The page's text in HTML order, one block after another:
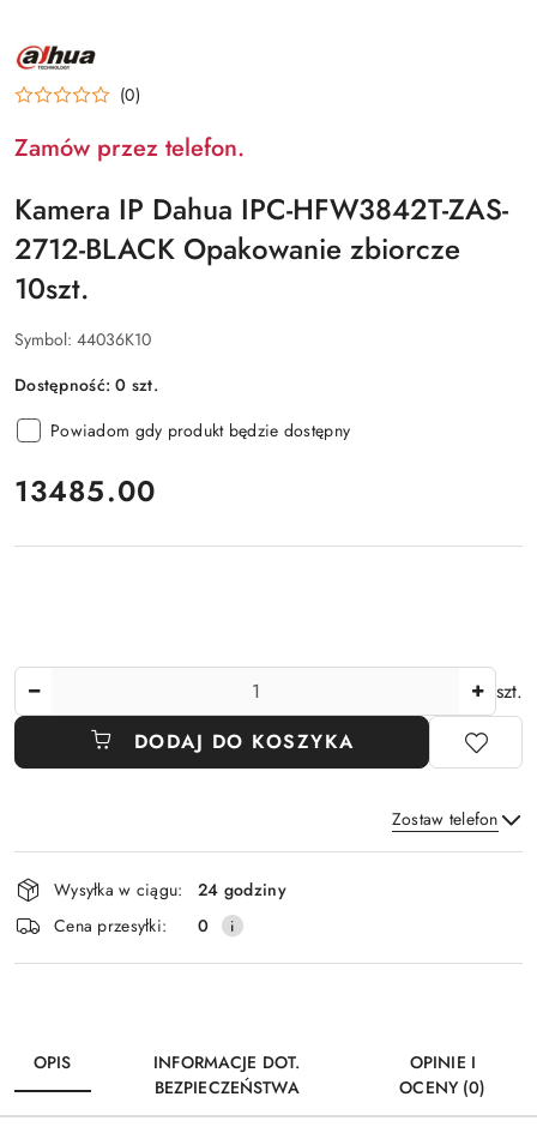
NAZWA
PRODUCENTA:
DAHUA
(0)
Zamów przez telefon.
Kamera IP Dahua IPC-HFW3842T-ZAS-
2712-BLACK Opakowanie zbiorcze
10szt.
Symbol: 44036K10
Dostępność:0 szt.
Powiadom gdy produkt będzie dostępny
cena:
13485.00
szt.
DODAJ DO KOSZYKA
Zostaw telefon
Wyślij
Dostępność
i
dostawa
Wysyłka w ciągu:
24 godziny
Cena przesyłki:
0
OPIS
INFORMACJE DOT.
BEZPIECZEŃSTWA
OPINIE I
OCENY (0)